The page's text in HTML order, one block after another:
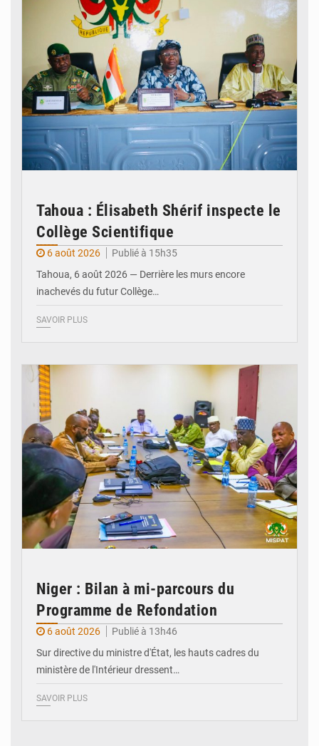
Tahoua : Élisabeth Shérif inspecte le
Collège Scientifique
6 août 2026
Publié à 15h35
Tahoua, 6 août 2026 — Derrière les murs encore
inachevés du futur Collège…
SAVOIR PLUS
Niger : Bilan à mi-parcours du
Programme de Refondation
6 août 2026
Publié à 13h46
Sur directive du ministre d'État, les hauts cadres du
ministère de l'Intérieur dressent…
SAVOIR PLUS